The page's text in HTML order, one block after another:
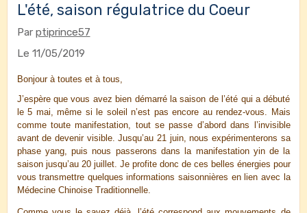
L'été, saison régulatrice du Coeur
Par ptiprince57
Le 11/05/2019
Bonjour à toutes et à tous,
J’espère que vous avez bien démarré la saison de l’été qui a débuté
le 5 mai, même si le soleil n’est pas encore au rendez-vous. Mais
comme toute manifestation, tout se passe d’abord dans l’invisible
avant de devenir visible. Jusqu’au 21 juin, nous expérimenterons sa
phase yang, puis nous passerons dans la manifestation yin de la
saison jusqu’au 20 juillet. Je profite donc de ces belles énergies pour
vous transmettre quelques informations saisonnières en lien avec la
Médecine Chinoise Traditionnelle.